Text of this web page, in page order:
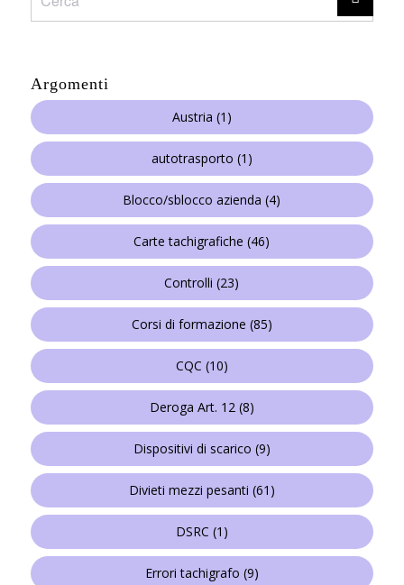
Argomenti
Austria (1)
autotrasporto (1)
Blocco/sblocco azienda (4)
Carte tachigrafiche (46)
Controlli (23)
Corsi di formazione (85)
CQC (10)
Deroga Art. 12(8)
Dispositivi di scarico (9)
Divieti mezzi pesanti (61)
DSRC (1)
Errori tachigrafo (9)